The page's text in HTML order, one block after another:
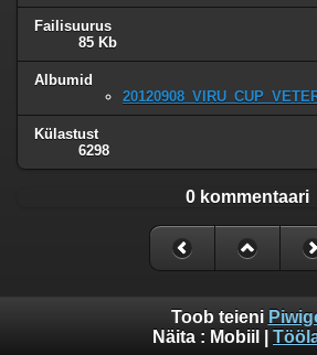
Failisuurus
85 Kb
Albumid
Külastust
6298
0 kommentaari
Toob teieni
Näita : Mobiil